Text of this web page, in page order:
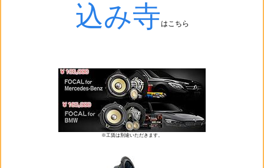
込み寺はこちら
※工賃は別途いただきます。